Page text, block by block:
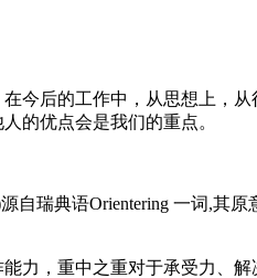
今后的工作中，从思想上，
的优点会是我们的重点。
自瑞典语Orientering 一词,
力，重中之重对于承受力、